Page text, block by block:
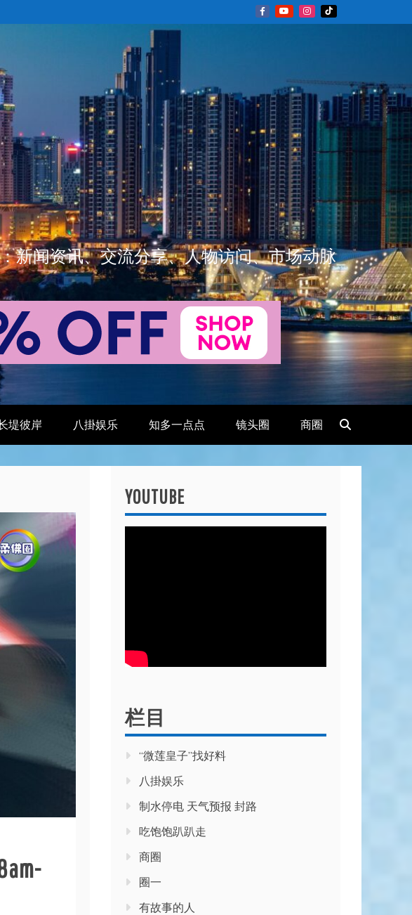
新闻资讯、交流分享、人物访问、市场动脉
堤彼岸 八掛娱乐 知多一点点 镜头圈 商圈
YOUTUBE
栏目
“微莲皇子”找好料
八掛娱乐
制水停电 天气预报 封路
吃饱饱趴趴走
商圈
圈一
有故事的人